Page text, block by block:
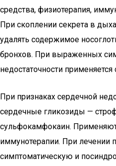
средства, физиотерапия,
При скоплении секрета в
удалять содержимое
бронхов. При выраженных
недостаточности применяется
При признаках сердечной
сердечные гликозиды —
сульфокамфокаин.
иммунотерапии. При лечении
симптоматическую и